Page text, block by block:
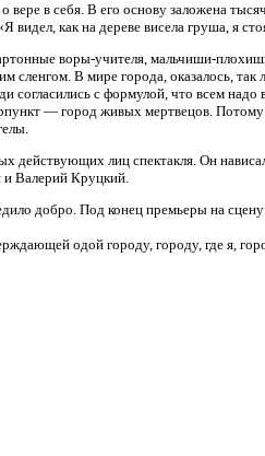
о вере в себя. В его основу заложена
видел, как на дереве висела груша, я
воры-учителя, мальчиши-
сленгом. В мире города, оказалось,
согласились с формулой, что всем
— город живых мертвецов.
действующих лиц спектакля. Он
Валерий Круцкий.
добро. Под конец премьеры на
одой городу, городу, где я,